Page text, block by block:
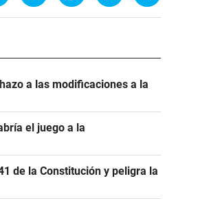
a las modificaciones a la
el juego a la
de la Constitución y peligra la